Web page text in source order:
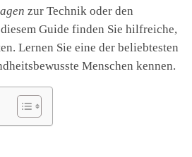
zur Technik oder den
Guide finden Sie hilfreiche,
Lernen Sie eine der beliebtesten
Menschen kennen.